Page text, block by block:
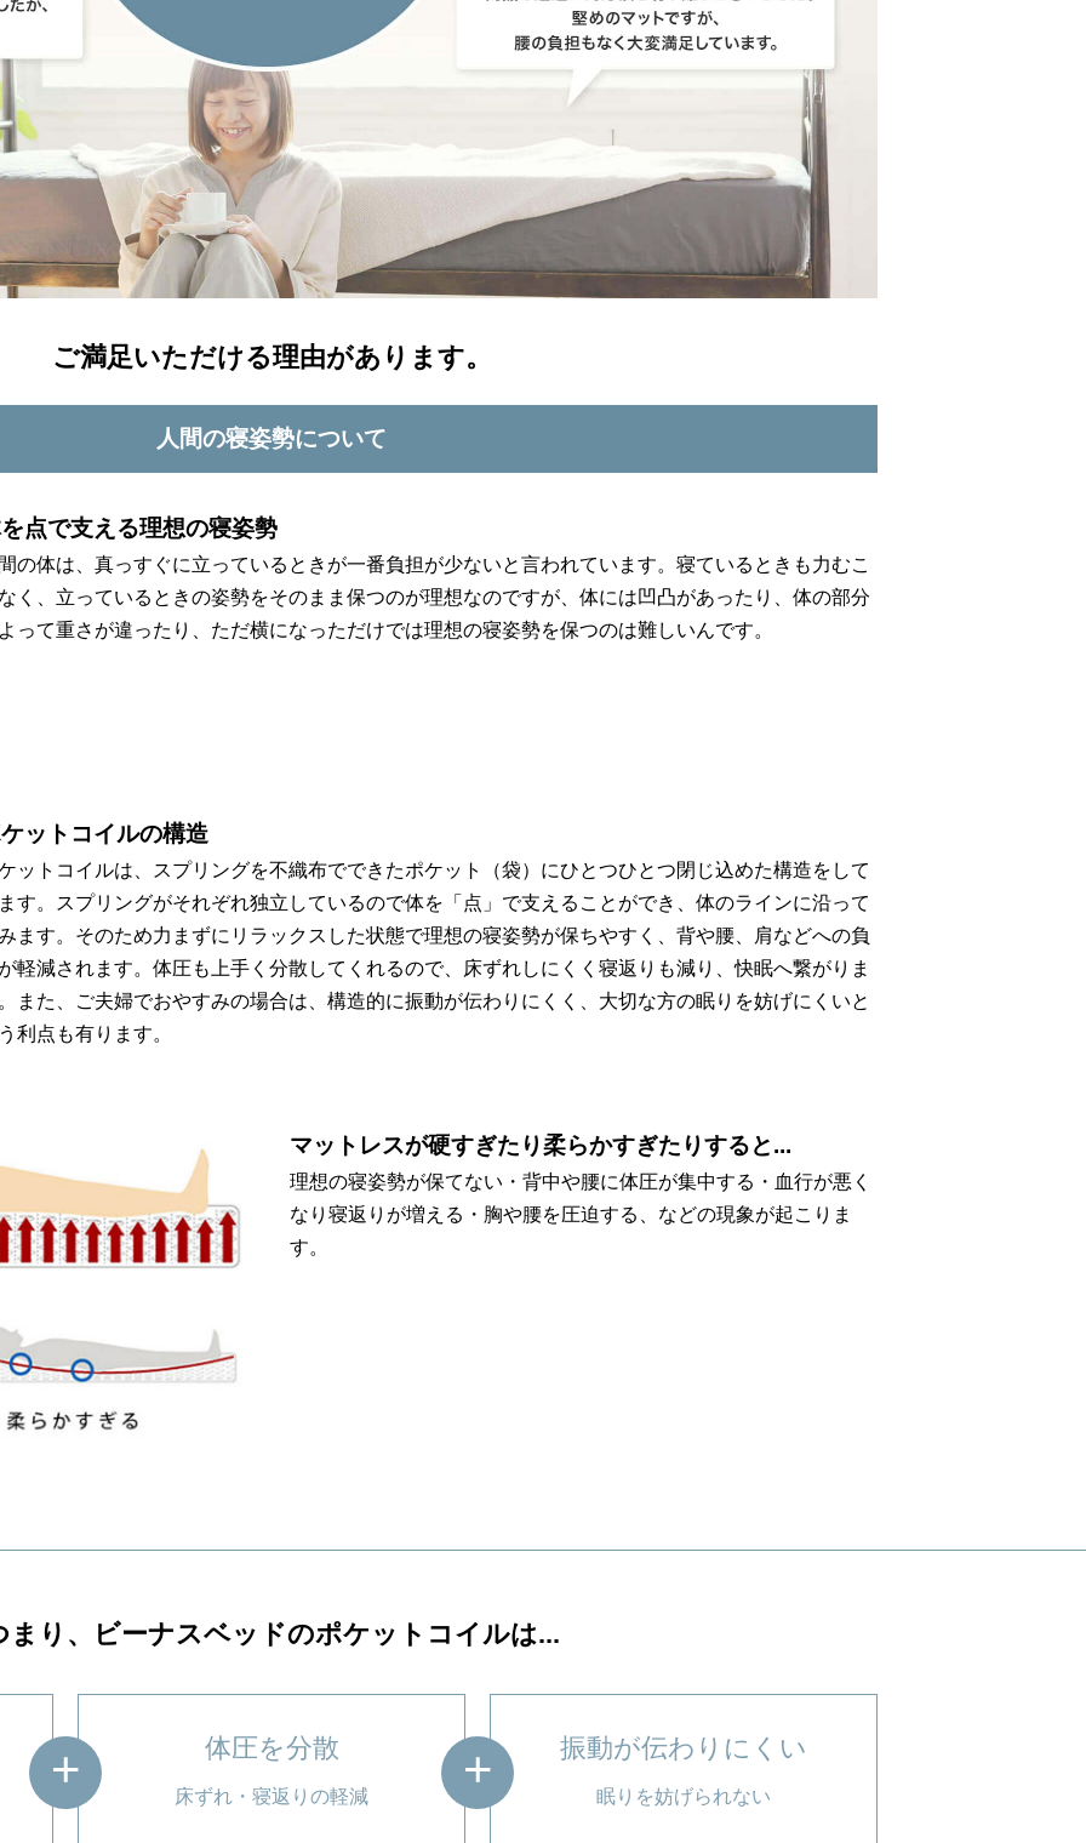
ご満足いただける理由があります。
人間の寝姿勢について
点で支える理想の寝姿勢
の体は、真っすぐに立っているときが一番負担が少ないと言われています。寝ているときも力むこ
く、立っているときの姿勢をそのまま保つのが理想なのですが、体には凹凸があったり、体の部分
って重さが違ったり、ただ横になっただけでは理想の寝姿勢を保つのは難しいんです。
ットコイルの構造
ットコイルは、スプリングを不織布でできたポケット（袋）にひとつひとつ閉じ込めた構造をして
す。スプリングがそれぞれ独立しているので体を「点」で支えることができ、体のラインに沿って
ます。そのため力まずにリラックスした状態で理想の寝姿勢が保ちやすく、背や腰、肩などへの負
軽減されます。体圧も上手く分散してくれるので、床ずれしにくく寝返りも減り、快眠へ繋がりま
また、ご夫婦でおやすみの場合は、構造的に振動が伝わりにくく、大切な方の眠りを妨げにくいと
利点も有ります。
マットレスが硬すぎたり柔らかすぎたりすると...
理想の寝姿勢が保てない・背中や腰に体圧が集中する・血行が悪く
なり寝返りが増える・胸や腰を圧迫する、などの現象が起こりま
す。
まり、ビーナスベッドのポケットコイルは...
体圧を分散
床ずれ・寝返りの軽減
振動が伝わりにくい
眠りを妨げられない